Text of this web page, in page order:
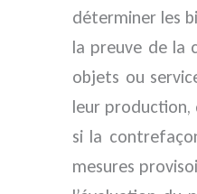
déterminer les
la preuve de la
objets ou
leur
si la
mesures